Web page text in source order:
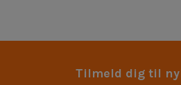
Tilmeld dig til